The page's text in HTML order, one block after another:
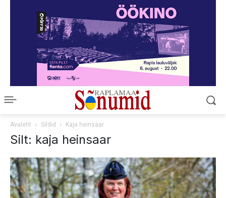
Avaleht Sildid Kaja heinsaar
Silt: kaja heinsaar